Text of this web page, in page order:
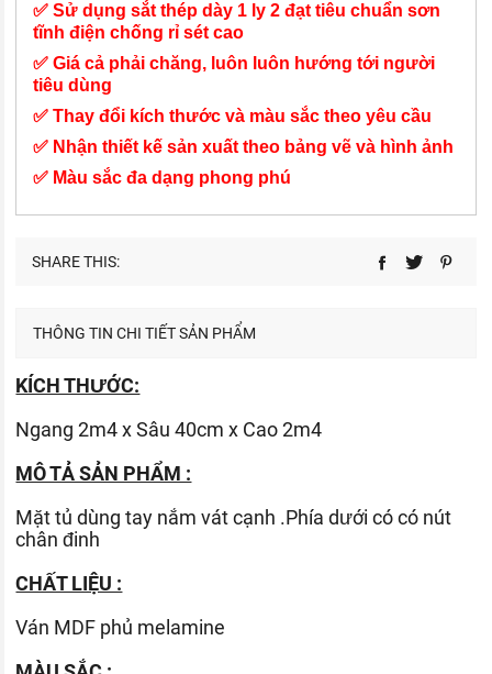
✅ Sử dụng sắt thép dày 1 ly 2 đạt tiêu chuẩn sơn
tĩnh điện chống rỉ sét cao
✅ Giá cả phải chăng, luôn luôn hướng tới người
tiêu dùng
✅ Thay đổi kích thước và màu sắc theo yêu cầu
✅ Nhận thiết kế sản xuất theo bảng vẽ và hình ảnh
✅ Màu sắc đa dạng phong phú
SHARE THIS:
THÔNG TIN CHI TIẾT SẢN PHẨM
KÍCH THƯỚC:
Ngang 2m4 x Sâu 40cm x Cao 2m4
MÔ TẢ SẢN PHẨM :
Mặt tủ dùng tay nắm vát cạnh .Phía dưới có có nút
chân đinh
CHẤT LIỆU :
Ván MDF phủ melamine